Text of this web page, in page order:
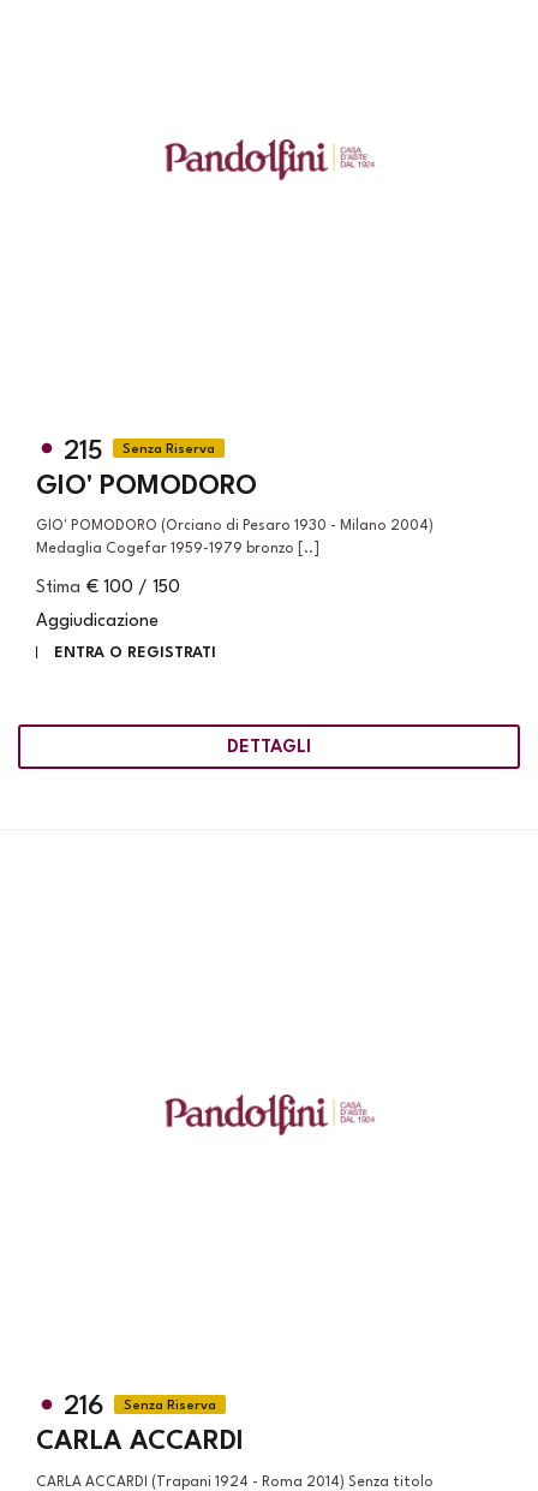
215
GIO' POMODORO
GIO' POMODORO (Orciano di Pesaro 1930 - Milano 2004)
Medaglia Cogefar 1959-1979 bronzo [..]
Stima € 100 / 150
Aggiudicazione
ENTRA O REGISTRATI
DETTAGLI
216
CARLA ACCARDI
CARLA ACCARDI (Trapani 1924 - Roma 2014) Senza titolo